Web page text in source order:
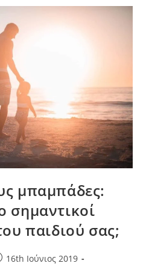
μπαμπάδες:
σημαντικοί
παιδιού σας;
16th Ιούνιος 2019